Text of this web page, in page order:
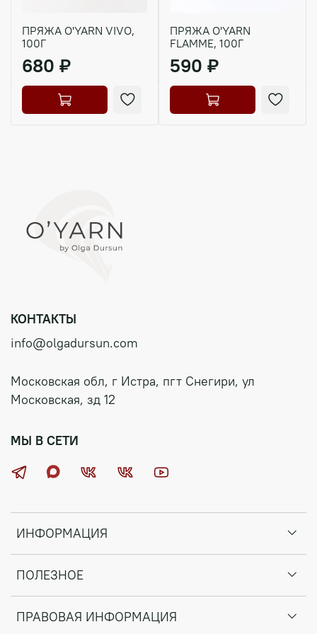
Начальный, средний, продвинутый.
ПРЯЖА O'YARN VIVO,
100Г
680 ₽
ПРЯЖА O'YARN
FLAMME, 100Г
590 ₽
ИНФОРМАЦИЯ
ПОЛЕЗНОЕ
ПРАВОВАЯ ИНФОРМАЦИЯ
КОНТАКТЫ
info@olgadursun.com
Московская обл, г Истра, пгт Снегири, ул
Московская, зд 12
МЫ В СЕТИ